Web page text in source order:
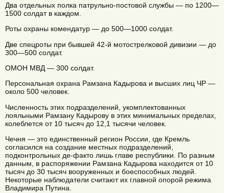
Два отдельных полка патрульно-постовой службы — по 1200—
1500 солдат в каждом.
Роты охраны комендатур — до 500—1000 солдат.
Две спецроты при бывшей 42-й мотострелковой дивизии — до
300—500 солдат.
ОМОН МВД — 300 солдат.
Персональная охрана Рамзана Кадырова и высших лиц ЧР —
около 500 человек.
Численность этих подразделений, укомплектованных
лояльными Рамзану Кадырову в этих минимальных пределах,
колеблется от 10 тысяч до 12,1 тысячи человек.
Чечня — это единственный регион России, где Кремль
согласился на создание местных подразделений,
подконтрольных де-факто лишь главе республики. По разным
данным, в распоряжении Рамзана Кадырова находится от 10
тысяч до 30 тысяч вооруженных и боеспособных людей.
Некоторые наблюдатели считают их главной опорой режима
Владимира Путина.